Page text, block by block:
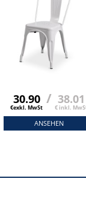
30.90
€exkl. MwSt
/ 38.01
€ inkl.
ANSEHEN